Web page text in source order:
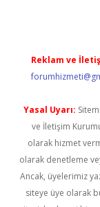
Reklam ve
Yasal Uyarı:
ve İletişim
olarak hizmet
olarak denetleme
Ancak, üyelerimiz
siteye üye olarak